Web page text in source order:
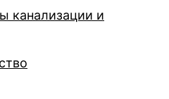
канализации и